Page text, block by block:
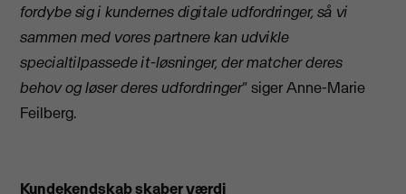
fordybe sig i kundernes digitale udfordringer, så vi
sammen med vores partnere kan udvikle
specialtilpassede it-løsninger, der matcher deres
behov og løser deres udfordringer"siger Anne-Marie
Feilberg.
Kundekendskab skaber værdi